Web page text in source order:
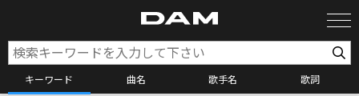
キーワード 曲名 歌手名 歌詞